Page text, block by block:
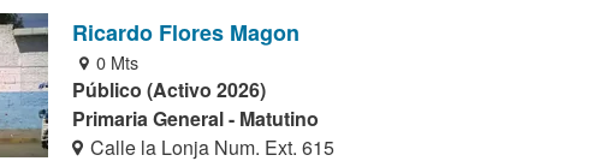
Ricardo Flores Magon
0 Mts
Público (Activo 2026)
Primaria General - Matutino
Calle la Lonja Num. Ext. 615